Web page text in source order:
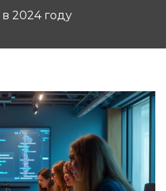
2024 году